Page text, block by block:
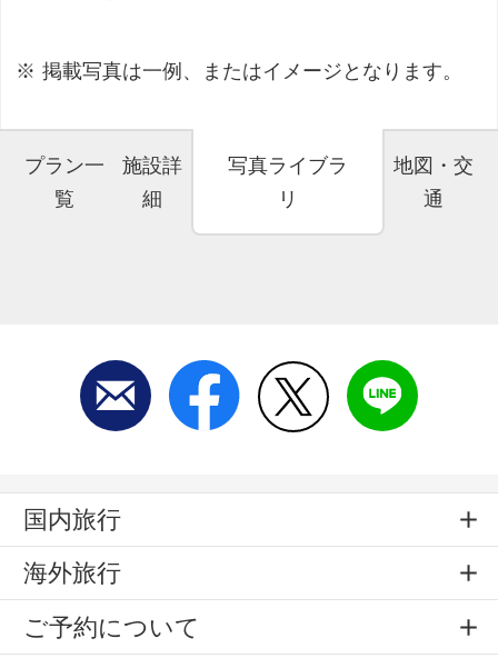
掲載写真は一例、またはイメージとなります。
プラン一
覧
施設詳
細
写真ライブラ
リ
地図・交
通
国内旅行
海外旅行
ご予約について